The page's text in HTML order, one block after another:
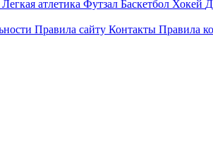
Легкая атлетика Футзал Баскетбол Хокей
Правила сайту Контакты Правила